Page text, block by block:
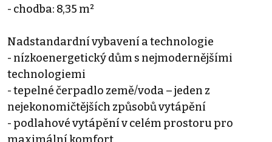
- chodba: 8,35 m²
Nadstandardní vybavení a technologie
- nízkoenergetický dům s nejmodernějšími
technologiemi
- tepelné čerpadlo země/voda – jeden z
nejekonomičtějších způsobů vytápění
- podlahové vytápění v celém prostoru pro